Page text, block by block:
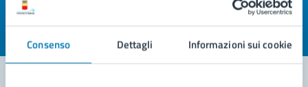
Consenso Dettagli Informazioni sui cookie
Valuta la chiarezza delle informazioni (da 1 a 5 stelle)
Seleziona il numero di stelle per valutare la chiarezza delle
Valuta 5 stelle su 5
Valuta 4 stelle su 5
Valuta 3 stelle su 5
Valuta 2 stelle su 5
Valuta 1 stelle su 5